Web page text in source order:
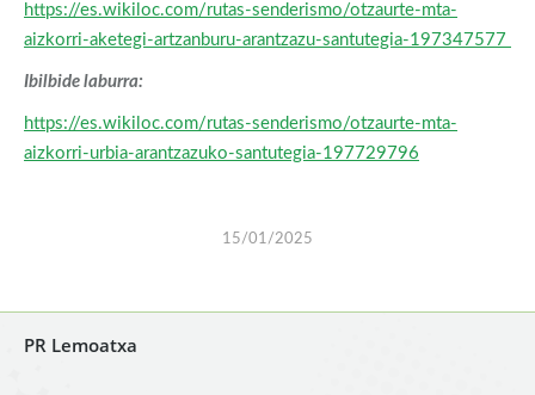
https://es.wikiloc.com/rutas-senderismo/otzaurte-mta-
aizkorri-aketegi-artzanburu-arantzazu-santutegia-197347577
Ibilbide laburra:
https://es.wikiloc.com/rutas-senderismo/otzaurte-mta-
aizkorri-urbia-arantzazuko-santutegia-197729796
15/01/2025
PR Lemoatxa